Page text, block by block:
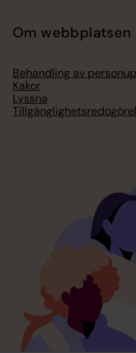
Om webbplatsen
Behandling av
Kakor
Lyssna